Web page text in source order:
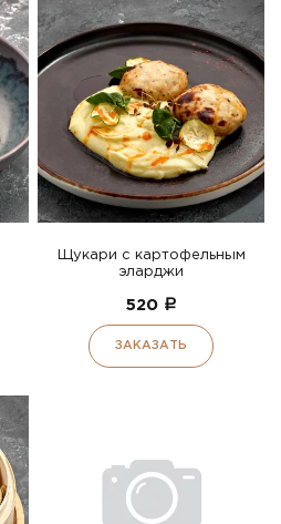
Щукари с картофельным
эларджи
520 a
ЗАКАЗАТЬ